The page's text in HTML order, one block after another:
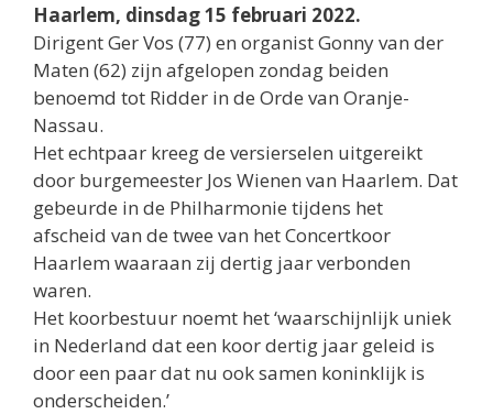
Haarlem, dinsdag 15 februari 2022.
Dirigent Ger Vos (77) en organist Gonny van der
Maten (62) zijn afgelopen zondag beiden
benoemd tot Ridder in de Orde van Oranje-
Nassau.
Het echtpaar kreeg de versierselen uitgereikt
door burgemeester Jos Wienen van Haarlem. Dat
gebeurde in de Philharmonie tijdens het
afscheid van de twee van het Concertkoor
Haarlem waaraan zij dertig jaar verbonden
waren.
Het koorbestuur noemt het ‘waarschijnlijk uniek
in Nederland dat een koor dertig jaar geleid is
door een paar dat nu ook samen koninklijk is
onderscheiden.’